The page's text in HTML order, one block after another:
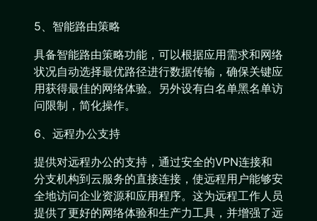
5、智能路由策略
具备智能路由策略功能，可以根据应用需求和网络
状况自动选择最优路径进行数据传输，确保关键应
用获得最佳的网络体验。另外设有白名单黑名单访
问限制，简化操作。
6、远程办公支持
提供对远程办公的支持，通过安全的VPN连接和
分支机构到云服务的直接连接，使远程用户能够安
全地访问企业资源和应用程序。这为远程工作人员
提供了更好的网络体验和生产力工具，并增强了远